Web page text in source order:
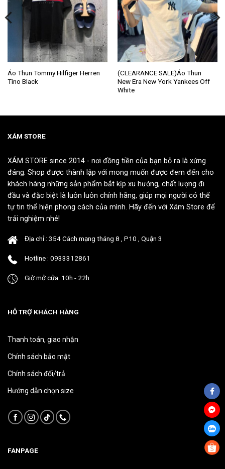
Áo Thun Tommy Hilfiger Herren
Tino Black
Sản
phẩm
nhiều
thể.
tùy
có
thể
được
chọn
trên
sản
(CLEARANCE SALE)Áo Thun
New Era New York Yankees Off
White
Sản
phẩm
này
nhiều
tùy
chọn
có
thể
được
chọn
sản
XÁM STORE
XÁM STORE since 2014 - nơi đồng tiền của bạn bỏ ra là xứng
đáng. Shop được thành lập với mong muốn được đem đến cho
khách hàng những sản phẩm bắt kịp xu hướng, chất lượng đi
đầu và đặc biệt là luôn luôn chính hãng, giúp mọi người có thể
tự tin thể hiện phong cách của mình. Hãy đến với Xám Store để
trải nghiệm nhé!
Địa chỉ : 354 Cách mạng tháng 8 , P10 , Quận 3
Hotline : 0933312861
Giờ mở cửa: 10h - 22h
HỖ TRỢ KHÁCH HÀNG
Thanh toán, giao nhận
Chính sách bảo mật
Chính sách đổi/trả
Hướng dẫn chọn size
FANPAGE